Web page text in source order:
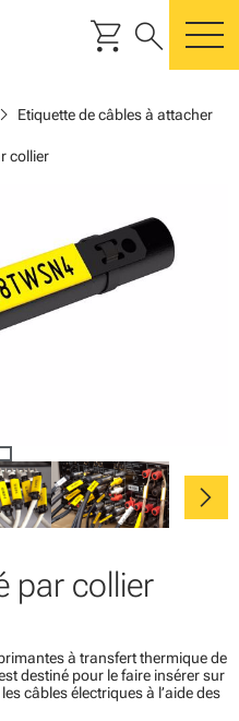
shopping_cart search
Etiquette de câbles à attacher
collier
chevron_right
par collier
à transfert thermique de
destiné pour le faire insérer sur
câbles électriques à l’aide des